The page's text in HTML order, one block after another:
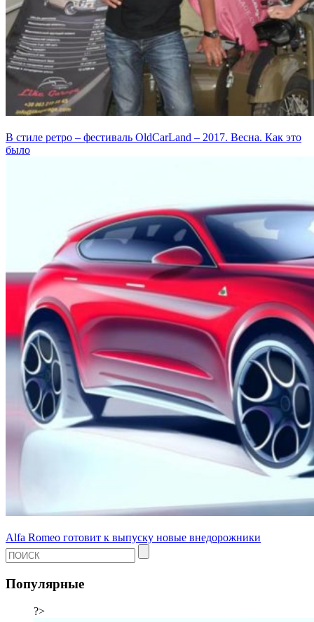
В стиле ретро – фестиваль OldCarLand – 2017. Весна. Как это
было
Alfa Romeo готовит к выпуску новые внедорожники
Популярные
?>